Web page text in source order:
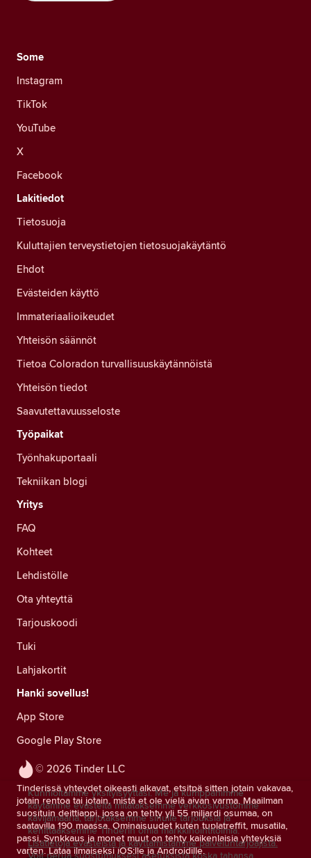
© 2026 Tinder LLC
Tinderissä yhteydet oikeasti alkavat, etsitpä sitten jotain vakavaa,
jotain rentoa tai jotain, mistä et ole vielä aivan varma. Maailman
suosituin deittiappi, jossa on tehty yli 55 miljardi osumaa, on
saatavilla 190 maassa. Ominaisuudet kuten tuplatreffit, musatila,
passi, Synkkaus ja monet muut on tehty kaikenlaisia yhteyksiä
varten. Lataa ilmaiseksi iOS:lle ja Androidille.
Some
Instagram
TikTok
YouTube
X
Facebook
Lakitiedot
Tietosuoja
Kuluttajien terveystietojen tietosuojakäytäntö
Ehdot
Evästeiden käyttö
Immateriaalioikeudet
Yhteisön säännöt
Tietoa Coloradon turvallisuuskäytännöistä
Yhteisön tiedot
Saavutettavuusseloste
Työpaikat
Työnhakuportaali
Tekniikan blogi
Yritys
FAQ
Kohteet
Lehdistölle
Ota yhteyttä
Tarjouskoodi
Tuki
Lahjakortit
Hanki sovellus!
App Store
Google Play Store
Kunnioitamme yksityisyyttäsi. Me ja kumppanimme
käytämme evästeitä mitataksemme verkkosivustomme
kävijämääriä, tarjotaksemme sinulle tarjouksia ja
kehittääksemme Tinderin omia markkinointitoimia.
Lisätietoja evästeistä ja käyttämistämme palveluntarjoajista.
Voit perua suostumuksesi asetuksista koska tahansa.